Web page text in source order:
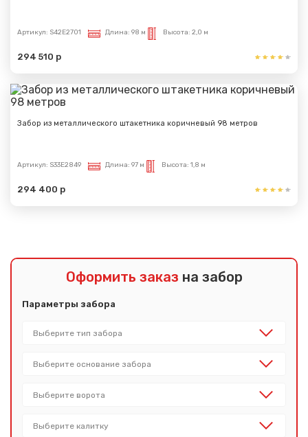
Артикул: S42E2701 Длина: 98 м Высота: 2,0 м
294 510 р
Забор из металлического штакетника коричневый 98 метров
Артикул: S33E2849 Длина: 97 м Высота: 1,8 м
294 400 р
Оформить заказ на забор
Параметры забора